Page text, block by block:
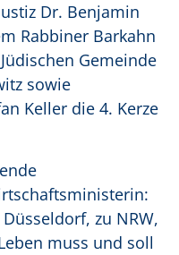
Dr. Benjamin
Rabbiner Barkahn
Gemeinde
sowie
Keller die 4. Kerze
zu NRW,
muss und soll